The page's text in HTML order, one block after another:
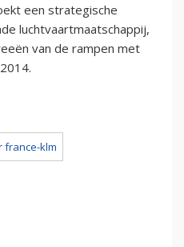
een strategische
luchtvaartmaatschappij,
van de rampen met
france-klm